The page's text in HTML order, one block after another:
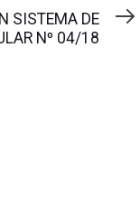
SISTEMA DE
Nº 04/18